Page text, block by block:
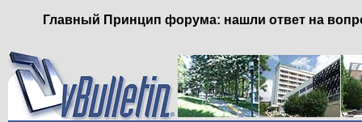
Главный Принцип форума: нашли ответ на